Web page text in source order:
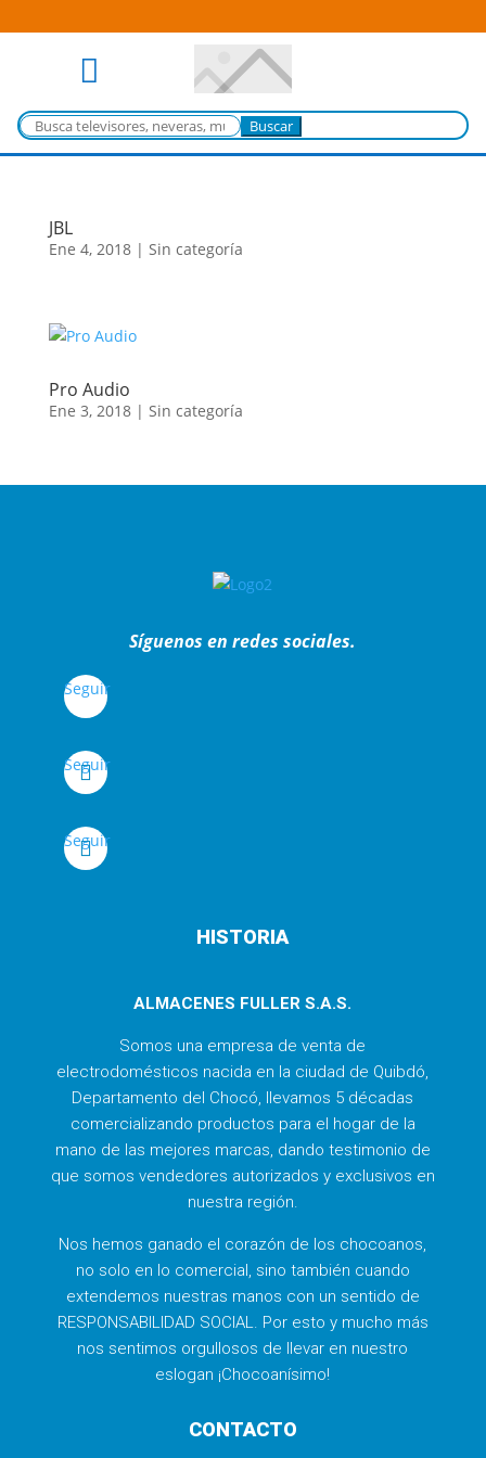

Buscar:
JBL
Ene 4, 2018| Sin categoría
Pro Audio
Ene 3, 2018| Sin categoría
Síguenos en redes sociales.
Seguir
Seguir
Seguir
HISTORIA
ALMACENES FULLER S.A.S.
Somos una empresa de venta de
electrodomésticos nacida en la ciudad de Quibdó,
Departamento del Chocó, llevamos 5 décadas
comercializando productos para el hogar de la
mano de las mejores marcas, dando testimonio de
que somos vendedores autorizados y exclusivos en
nuestra región.
Nos hemos ganado el corazón de los chocoanos,
no solo en lo comercial, sino también cuando
extendemos nuestras manos con un sentido de
RESPONSABILIDAD SOCIAL. Por esto y mucho más
nos sentimos orgullosos de llevar en nuestro
eslogan ¡Chocoanísimo!
CONTACTO